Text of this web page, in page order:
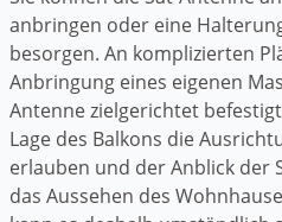
anbringen oder eine
besorgen. An komplizierten
Anbringung eines eigenen
Antenne zielgerichtet
Lage des Balkons die
erlauben und der Anblick der
das Aussehen des